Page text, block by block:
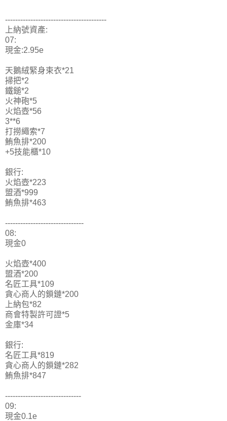
----------------------------------------
上納號資產:
07:
現金:2.95e
天鵝絨緊身束衣*21
掃把*2
鐵鎚*2
火神砲*5
火焰壺*56
3**6
打撈繩索*7
鮪魚排*200
+5技能櫃*10
銀行:
火焰壺*223
盟酒*999
鮪魚排*463
-------------------------------
08:
現金0
火焰壺*400
盟酒*200
名匠工具*109
貪心商人的鎖鏈*200
上納包*82
商會特製許可證*5
金庫*34
銀行:
名匠工具*819
貪心商人的鎖鏈*282
鮪魚排*847
------------------------------
09:
現金0.1e